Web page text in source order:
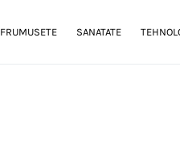
FRUMUSETE SANATATE